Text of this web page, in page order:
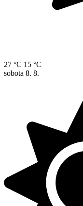
27 °C 15 °C
sobota 8. 8.